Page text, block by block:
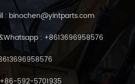
: binochen@yintparts.com
: +8613696958576
592-5701935